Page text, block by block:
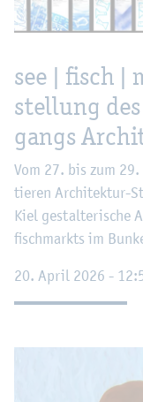
see | fisch |
stel­lung
gangs
Vom 27. bis zum
tie­ren Ar­chi­tek­tur-
Kiel ge­stal­te­ri­sche
fisch­markts im
20. April 2026 -